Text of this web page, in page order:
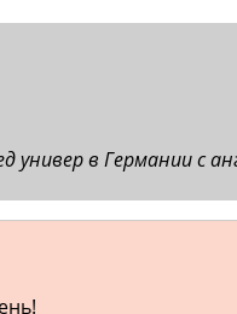
в Германии с